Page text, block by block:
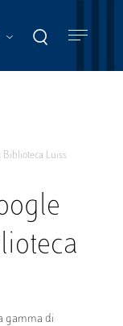
Mostra ulteriori
Biblioteca Luiss
gamma di